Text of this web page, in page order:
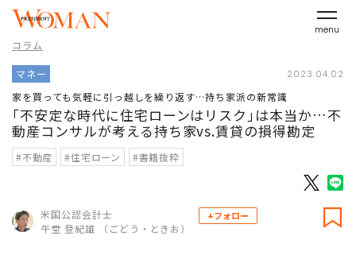
menu
コラム
マネー 2023.04.02
家を買っても気軽に引っ越しを繰り返す…持ち家派の新常識
｢不安定な時代に住宅ローンはリスク｣は本当か…不
動産コンサルが考える持ち家vs.賃貸の損得勘定
#不動産 #住宅ローン #書籍抜粋
米国公認会計士
午堂 登紀雄 （ごどう・ときお）
+フォロー